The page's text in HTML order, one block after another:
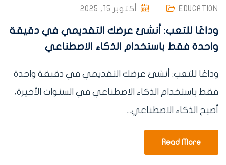
EDUCATION أكتوبر 15, 2025
وداعًا للتعب: أنشئ عرضك التقديمي في دقيقة
واحدة فقط باستخدام الذكاء الاصطناعي
وداعًا للتعب: أنشئ عرضك التقديمي في دقيقة واحدة
فقط باستخدام الذكاء الاصطناعي في السنوات الأخيرة،
أصبح الذكاء الاصطناعي...
Read More